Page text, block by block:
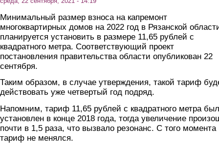
Минимальный размер взноса на капремонт
многоквартирных домов на 2022 год в Рязанской
планируется установить в размере 11,65 рублей c
квадратного метра. Соответствующий проект
постановления правительства области опубликован 22
сентября.
Таким образом, в случае утверждения, такой тариф
действовать уже четвертый год подряд.
Напомним, тариф 11,65 рублей с квадратного метра был
установлен в конце 2018 года, тогда увеличение
почти в 1,5 раза, что вызвало резонанс. С того момента
тариф не менялся.